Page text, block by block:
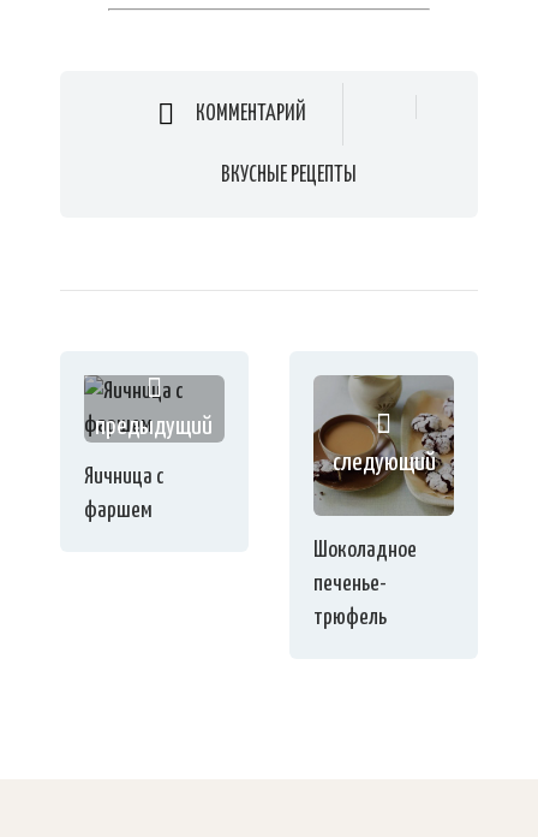
КОММЕНТАРИЙ
ВКУСНЫЕ РЕЦЕПТЫ
предыдущий
Яичница с
фаршем
следующий
Шоколадное
печенье-
трюфель